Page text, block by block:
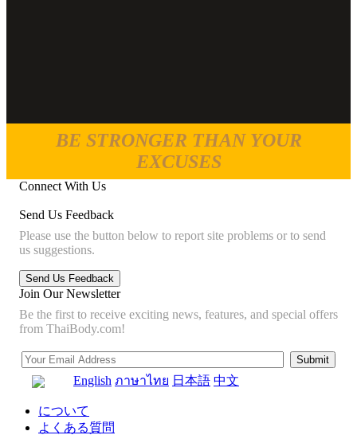
BE STRONGER THAN YOUR
EXCUSES
Connect With Us
Send Us Feedback
Please use the button below to report site problems or to send
us suggestions.
Join Our Newsletter
Be the first to receive exciting news, features, and special offers
from ThaiBody.com!
English ภาษาไทย 日本語 中文
について
よくある質問